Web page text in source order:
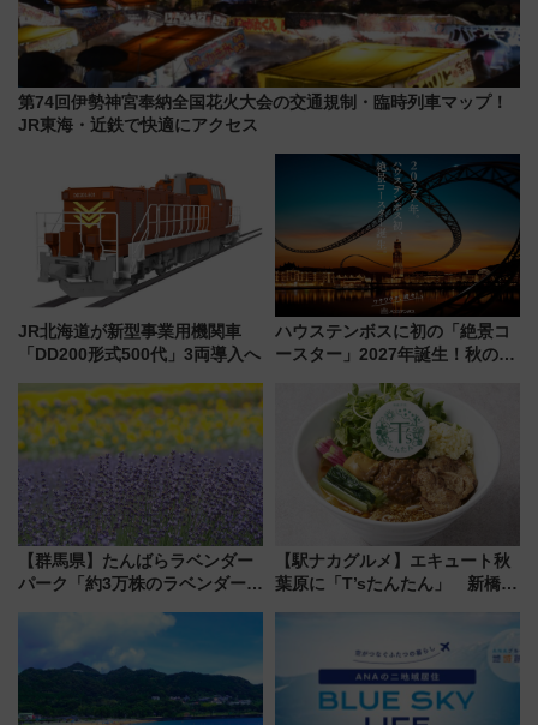
第74回伊勢神宮奉納全国花火大会の交通規制・臨時列車マップ！
JR東海・近鉄で快適にアクセス
JR北海道が新型事業用機関車
「DD200形式500代」3両導入へ
ハウステンボスに初の「絶景コ
ースター」2027年誕生！秋の
ろも一挙紹介
【群馬県】たんばらラベンダー
パーク「約3万株のラベンダー」
で都心から約1時間半で夏の絶景
【駅ナカグルメ】エキュート秋
葉原に「T’sたんたん」 新橋に
たまご」新グルメ続々登場！
【2026年8月】